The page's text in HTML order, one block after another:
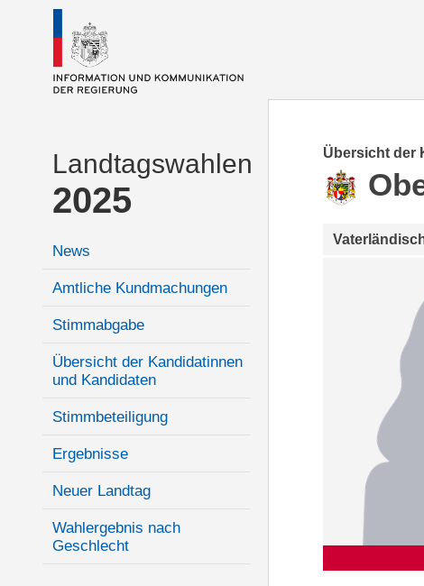
Landtagswahlen
2025
News
Amtliche Kundmachungen
Stimmabgabe
Übersicht der Kandidatinnen
und Kandidaten
Stimmbeteiligung
Ergebnisse
Neuer Landtag
Wahlergebnis nach
Geschlecht
Übersicht der